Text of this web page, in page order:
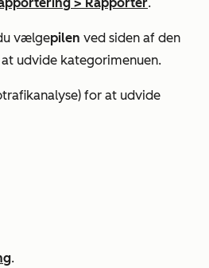
vælgepilen ved siden af den
udvide kategorimenuen.
) for at udvide
.